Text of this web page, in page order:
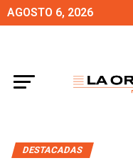
AGOSTO 6, 2026
DESTACADAS